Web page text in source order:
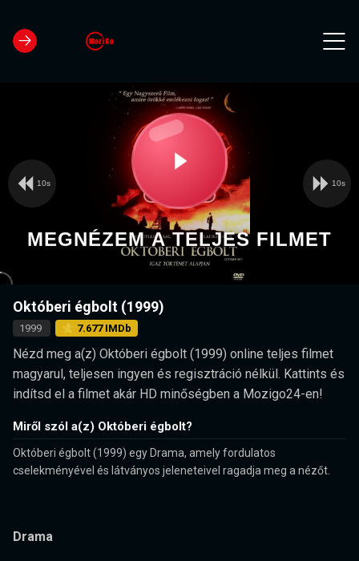
loading.
Play
Video
10s 10s
MEGNÉZEM A TELJES FILMET
Októberi égbolt (1999)
1999 ⭐ 7.677 IMDb
Nézd meg a(z) Októberi égbolt (1999) online teljes filmet
magyarul, teljesen ingyen és regisztráció nélkül. Kattints és
indítsd el a filmet akár HD minőségben a Mozigo24-en!
Miről szól a(z) Októberi égbolt?
Októberi égbolt (1999) egy Drama, amely fordulatos
cselekményével és látványos jeleneteivel ragadja meg a nézőt.
Drama